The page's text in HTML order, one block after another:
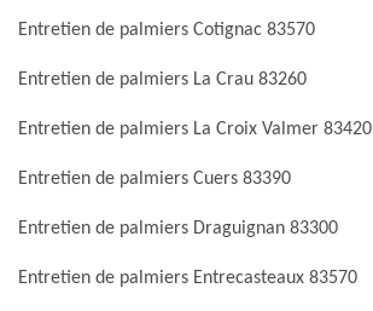
Entretien de palmiers Cotignac 83570
Entretien de palmiers La Crau 83260
Entretien de palmiers La Croix Valmer 83420
Entretien de palmiers Cuers 83390
Entretien de palmiers Draguignan 83300
Entretien de palmiers Entrecasteaux 83570